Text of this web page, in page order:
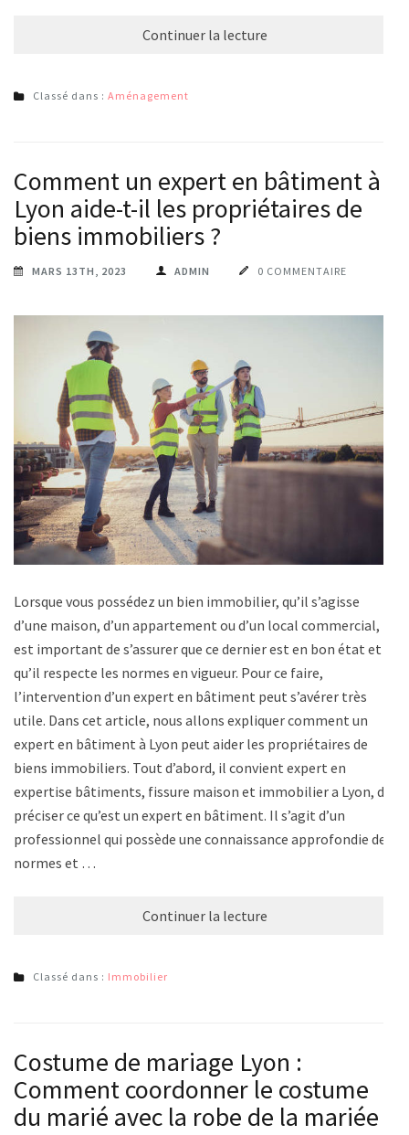
Continuer la lecture
Classé dans : Aménagement
Comment un expert en bâtiment à
Lyon aide-t-il les propriétaires de
biens immobiliers ?
MARS 13TH, 2023 ADMIN 0 COMMENTAIRE
Lorsque vous possédez un bien immobilier, qu’il s’agisse
d’une maison, d’un appartement ou d’un local commercial, il
est important de s’assurer que ce dernier est en bon état et
qu’il respecte les normes en vigueur. Pour ce faire,
l’intervention d’un expert en bâtiment peut s’avérer très
utile. Dans cet article, nous allons expliquer comment un
expert en bâtiment à Lyon peut aider les propriétaires de
biens immobiliers. Tout d’abord, il convient expert en
expertise bâtiments, fissure maison et immobilier a Lyon, de
préciser ce qu’est un expert en bâtiment. Il s’agit d’un
professionnel qui possède une connaissance approfondie des
normes et …
Continuer la lecture
Classé dans : Immobilier
Costume de mariage Lyon :
Comment coordonner le costume
du marié avec la robe de la mariée ?